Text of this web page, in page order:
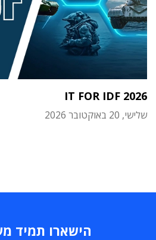
IT FOR IDF 2026
שלישי, 20 באוקטובר 2026
הישארו תמיד